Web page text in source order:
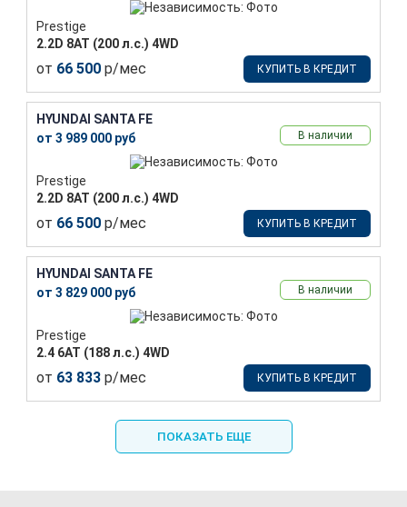
Prestige
2.2D 8АТ (200 л.с.) 4WD
от 66 500 р/мес КУПИТЬ В КРЕДИТ
HYUNDAI SANTA FE
от 3 989 000 руб
В наличии
Prestige
2.2D 8АТ (200 л.с.) 4WD
от 66 500 р/мес КУПИТЬ В КРЕДИТ
HYUNDAI SANTA FE
от 3 829 000 руб
В наличии
Prestige
2.4 6АТ (188 л.с.) 4WD
от 63 833 р/мес КУПИТЬ В КРЕДИТ
ПОКАЗАТЬ ЕЩЕ